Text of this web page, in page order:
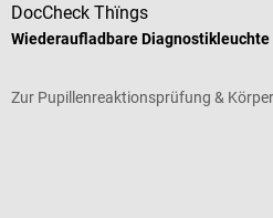
DocCheck Thïngs
Wiederaufladbare Diagnostikleuchte
Zur Pupillenreaktionsprüfung &